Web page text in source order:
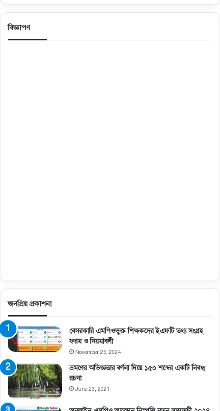
বিজ্ঞাপণ
জনপ্রিয় প্রকাশনা
বেসরকারি এমপিওভুক্ত শিক্ষকদের ইএফটি তথ্য সংগ্রহ
ফরম ও নিয়মাবলী
November 25, 2024
ভ্রমণের অভিজ্ঞতার বর্ণনা দিয়ে ১৫০ শব্দের একটি নিবন্ধ
রচনা
June 23, 2021